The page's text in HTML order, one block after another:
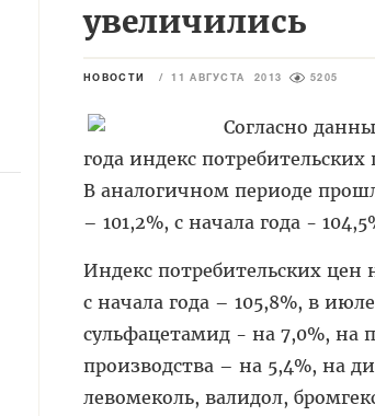
увеличились
НОВОСТИ / 11 АВГУСТА 2013 5205
Согласно
года индекс потребительских
В аналогичном периоде
– 101,2%, с начала года -
Индекс потребительских цен
с начала года – 105,8%, в
сульфацетамид - на 7,0%, на
производства – на 5,4%, на
левомеколь, валидол,